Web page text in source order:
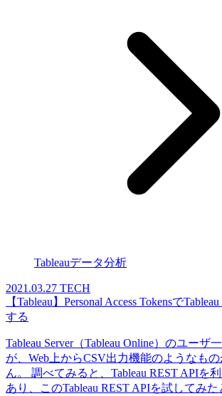
Tableauデータ分析
2021.03.27 TECH
【Tableau】Personal Access Tokensで
する
Tableau Server（Tableau Online）のユーザ
が、Web上からCSV出力機能のようなも
ん。 調べてみると、Tableau REST APIを
あり、このTableau REST APIを試してみた